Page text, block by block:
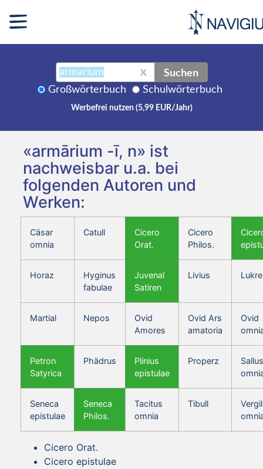
X Suchen
Großwörterbuch Schulwörterbuch
Werbefrei nutzen (5,99 EUR/Jahr)
«armārium -ī, n» ist
nachweisbar u.a. bei
folgenden Autoren und
Werken:
Cäsar
omnia
Catull
Cicero
Orat.
Cicero
Philos.
Horaz
Hyginus
fabulae
Juvenal
Satiren
Livius
Martial Nepos
Ovid
Amores
Ovid Ars
amatoria
Ovid
Petron
Satyrica
Phädrus
Plinius
epistulae
Properz
Seneca
epistulae
Seneca
Philos.
Tacitus
omnia
Tibull
Vergil
Cicero Orat.
Cicero epistulae